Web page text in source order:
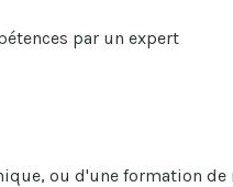
par un expert
ou d'une formation de